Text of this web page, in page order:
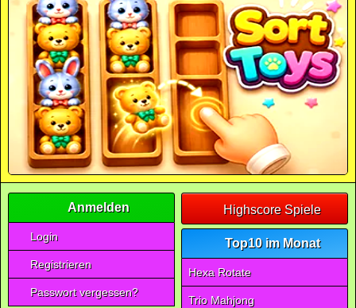
Anmelden
Login
Registrieren
Passwort vergessen?
Highscore Spiele
Top10 im Monat
Hexa Rotate
Trio Mahjong